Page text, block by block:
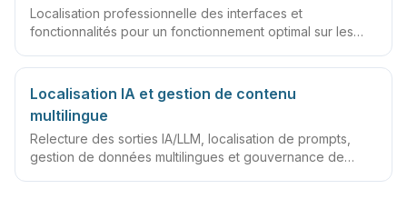
Localisation professionnelle des interfaces et
fonctionnalités pour un fonctionnement optimal sur les
Localisation IA et gestion de contenu
multilingue
Relecture des sorties IA/LLM, localisation de prompts,
gestion de données multilingues et gouvernance de